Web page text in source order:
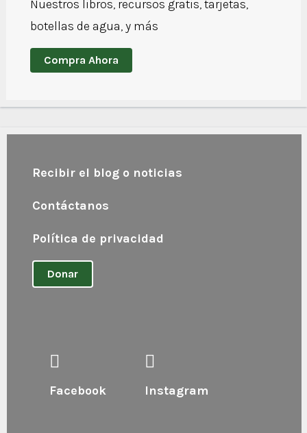
Nuestros libros, recursos gratis, tarjetas,
botellas de agua, y más
Compra Ahora
Recibir el blog o noticias
Contáctanos
Política de privacidad
Donar
Facebook Instagram